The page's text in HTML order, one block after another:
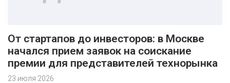
От стартапов до инвесторов: в Москве
начался прием заявок на соискание
премии для представителей технорынка
23 июля 2026